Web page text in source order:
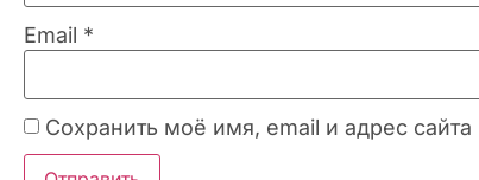
Email *
Сохранить моё имя, email и адрес